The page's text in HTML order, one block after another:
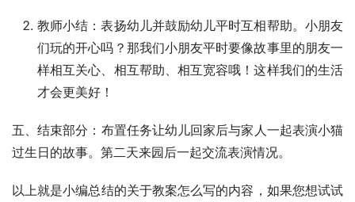
教师小结：表扬幼儿并鼓励幼儿平时互相帮助。小朋友
们玩的开心吗？那我们小朋友平时要像故事里的朋友一
样相互关心、相互帮助、相互宽容哦！这样我们的生活
才会更美好！
五、结束部分：布置任务让幼儿回家后与家人一起表演小猫
过生日的故事。第二天来园后一起交流表演情况。
以上就是小编总结的关于教案怎么写的内容，如果您想试试